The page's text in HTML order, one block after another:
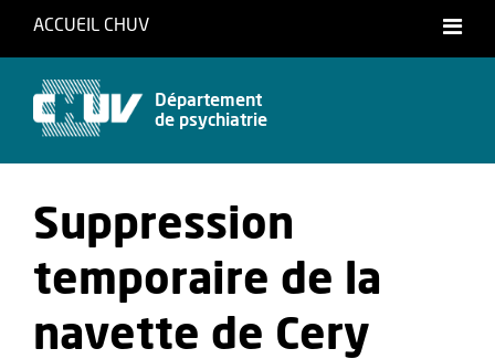
ACCUEIL CHUV
Département
de psychiatrie
Suppression
temporaire de la
navette de Cery